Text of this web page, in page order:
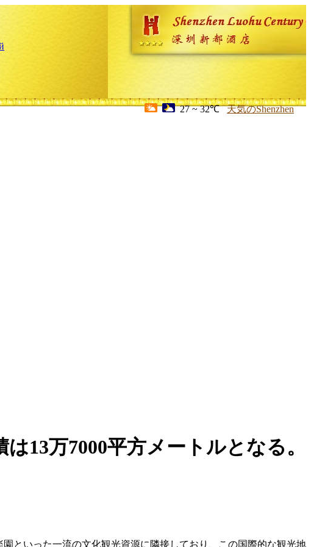
27 ~ 32℃ 天気のShenzhen
13万7000平方メートルとなる。
といった一流の文化観光資源に隣接しており、この国際的な観光地